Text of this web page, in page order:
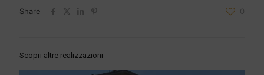
Share 0
Scopri altre realizzazioni